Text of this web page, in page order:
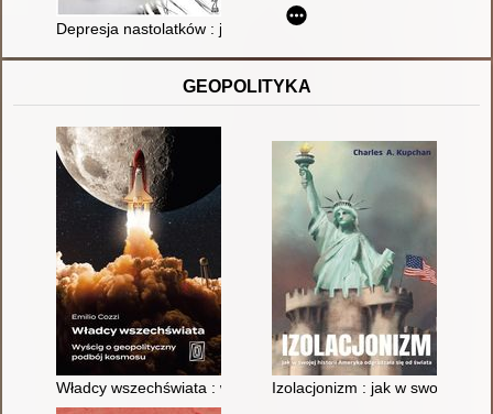
Depresja nastolatków : jak ją rozpoznać, zrozumieć i pokonać
GEOPOLITYKA
Władcy wszechświata : wyścig o geopolityczny podbój
Izolacjonizm : jak w swojej